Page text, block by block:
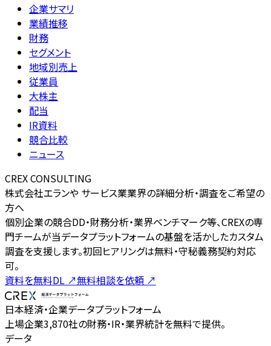
企業サマリ
業績推移
財務
セグメント
地域別売上
従業員
大株主
配当
IR資料
競合比較
ニュース
CREX CONSULTING
株式会社エランや サービス業業界の詳細分析・調査をご希望の
方へ
個別企業の競合DD・財務分析・業界ベンチマーク等、CREXの専
門チームが当データプラットフォームの基盤を活かしたカスタム
調査を支援します。初回ヒアリングは無料・守秘義務契約対応
可。
資料を無料DL ↗無料相談を依頼 ↗
日本経済・企業データプラットフォーム
上場企業3,870社の財務・IR・業界統計を無料で提供。
データ